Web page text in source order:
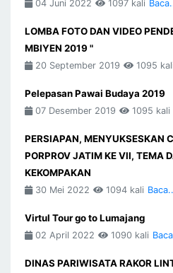
04 Juni 2022 1097 kali
LOMBA FOTO DAN VIDEO
MBIYEN 2019 "
20 September 2019 1095 kali
Pelepasan Pawai Budaya 2019
07 Desember 2019 1095 kali
PERSIAPAN, MENYUKSESKAN
PORPROV JATIM KE VII, TEMA
KEKOMPAKAN
30 Mei 2022 1094 kali
Virtul Tour go to Lumajang
02 April 2022 1090 kali
DINAS PARIWISATA RAKOR